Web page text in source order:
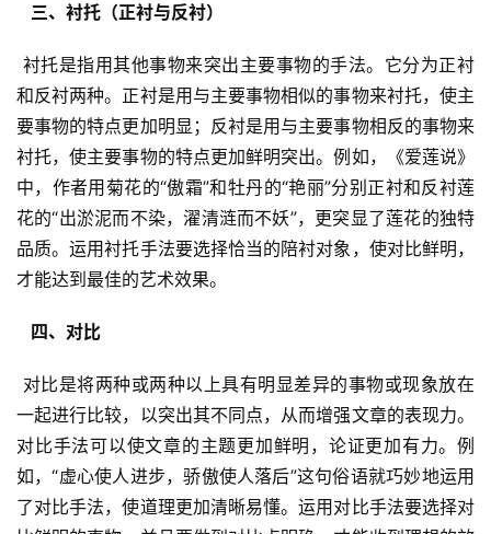
  三、衬托（正衬与反衬）
和反衬两种。正衬是用与主要事物相似的事物来衬托，使主
要事物的特点更加明显；反衬是用与主要事物相反的事物来
衬托，使主要事物的特点更加鲜明突出。例如，《爱莲说》
中，作者用菊花的“傲霜”和牡丹的“艳丽”分别正衬和反衬莲
花的“出淤泥而不染，濯清涟而不妖”，更突显了莲花的独特
品质。运用衬托手法要选择恰当的陪衬对象，使对比鲜明，
才能达到最佳的艺术效果。
  四、对比
一起进行比较，以突出其不同点，从而增强文章的表现力。
对比手法可以使文章的主题更加鲜明，论证更加有力。例
如，“虚心使人进步，骄傲使人落后”这句俗语就巧妙地运用
了对比手法，使道理更加清晰易懂。运用对比手法要选择对